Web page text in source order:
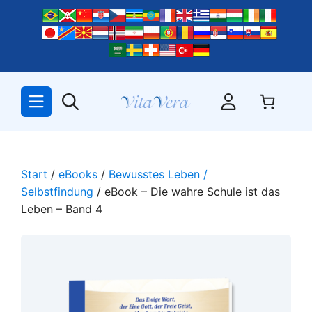
springen
Start / eBooks / Bewusstes Leben /
Selbstfindung / eBook – Die wahre Schule ist das
Leben – Band 4